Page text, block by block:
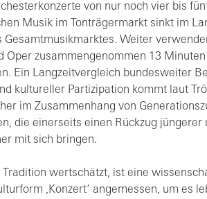
von nur noch vier bis
Musik im Tonträgermarkt sinkt im
Weiter
Oper zusammengenommen 13
Ein Langzeitvergleich bundesweiter
kultureller Partizipation kommt laut
im Zusammenhang von
die einerseits einen Rückzug jüngerer
mit sich bringen.
wertschätzt, ist eine
,Konzert‘ angemessen, um es